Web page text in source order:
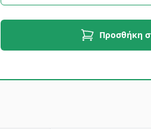
Προσθήκη